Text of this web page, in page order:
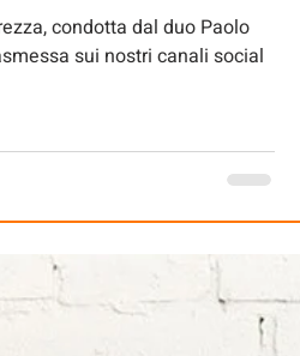
condotta dal duo Paolo
sui nostri canali social